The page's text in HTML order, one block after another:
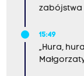
zabójstwa
15:49
„Hura,